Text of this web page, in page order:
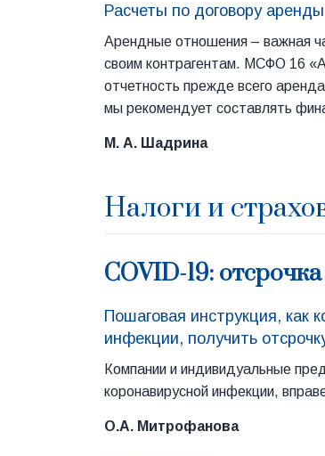
Расчеты по договору
Арендные отношения – важная
своим контрагентам. МСФО 16
отчетность прежде всего
мы рекомендует составлять
М. А. Шадрина
Налоги и
COVID-19:
Пошаговая инструкция, как
инфекции, получить
Компании и индивидуальные
коронавирусной инфекции,
О.А. Митрофанова